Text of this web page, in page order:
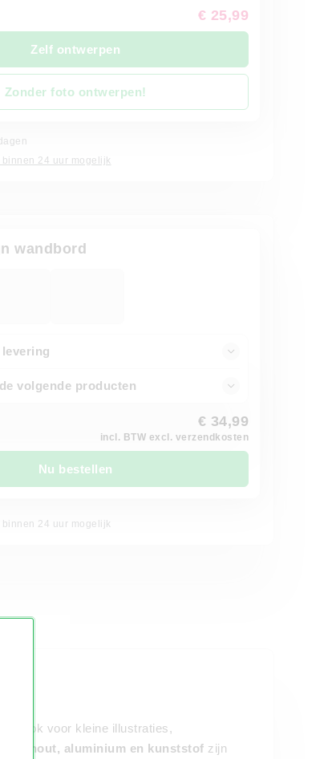
€ 25,99
Zelf ontwerpen
Zonder foto ontwerpen!
binnen 24 uur mogelijk
wandbord
volgende producten
€ 34,99
incl. BTW excl. verzendkosten
Nu bestellen
binnen 24 uur mogelijk
ook voor kleine illustraties,
hout, aluminium en kunststof zijn